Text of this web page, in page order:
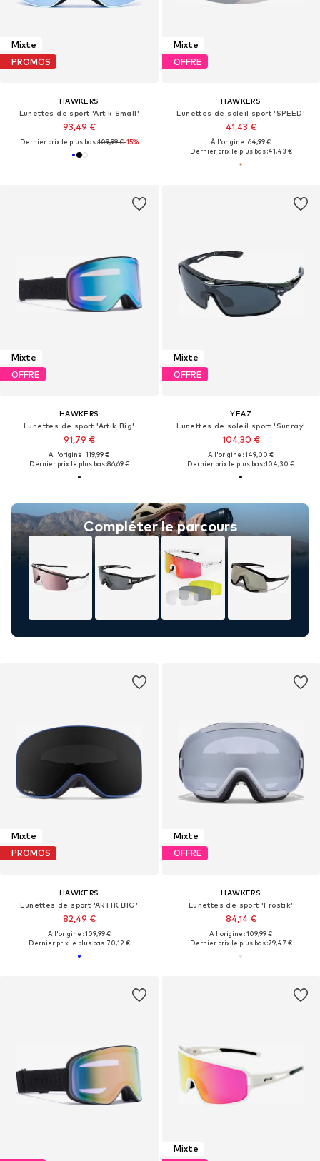
Mixte
PROMOS
HAWKERS
Lunettes de sport 'Artik Small'
93,49 €
Dernier prix le plus bas :109,99 €-15%
Mixte
OFFRE
HAWKERS
Lunettes de soleil sport 'SPEED'
41,43 €
À l'origine : 64,99 €
Dernier prix le plus bas :41,43 €
Mixte
OFFRE
HAWKERS
Lunettes de sport 'Artik Big'
91,79 €
À l'origine : 119,99 €
Dernier prix le plus bas :86,69 €
Mixte
OFFRE
YEAZ
Lunettes de soleil sport 'Sunray'
104,30 €
À l'origine : 149,00 €
Dernier prix le plus bas :104,30 €
Compléter le parcours
Mixte
PROMOS
HAWKERS
Lunettes de sport 'ARTIK BIG'
82,49 €
À l'origine : 109,99 €
Dernier prix le plus bas :70,12 €
Mixte
OFFRE
HAWKERS
Lunettes de sport 'Frostik'
84,14 €
À l'origine : 109,99 €
Dernier prix le plus bas :79,47 €
Mixte